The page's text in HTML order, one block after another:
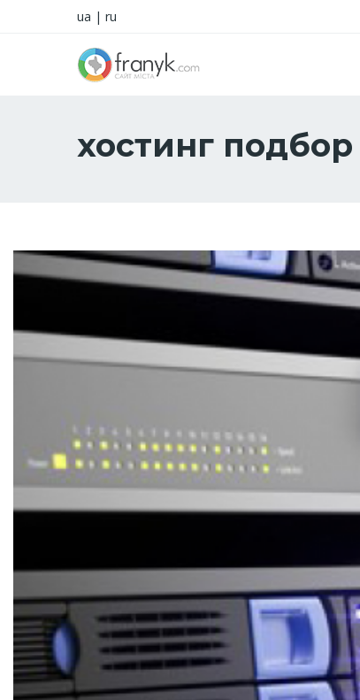
ua | ru
хостинг подбор